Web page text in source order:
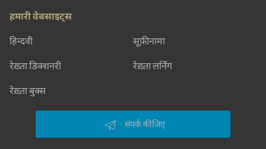
हमारी वेबसाइट्स
हिन्दवी सूफ़ीनामा
रेख़्ता डिक्शनरी रेख़्ता लर्निंग
रेख़्ता बुक्स
संपर्क कीजिए